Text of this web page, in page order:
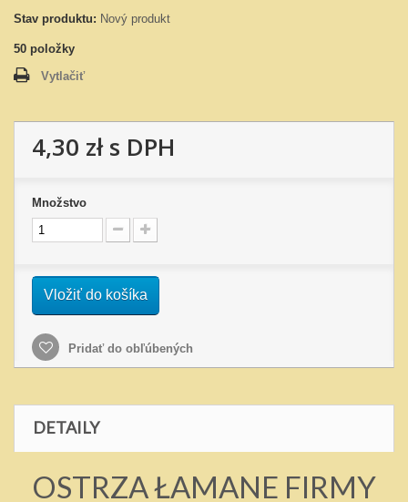
Stav produktu: Nový produkt
50 položky
Vytlačiť
4,30 złs DPH
Množstvo
Vložiť do košíka
Pridať do obľúbených
DETAILY
OSTRZA ŁAMANE FIRMY